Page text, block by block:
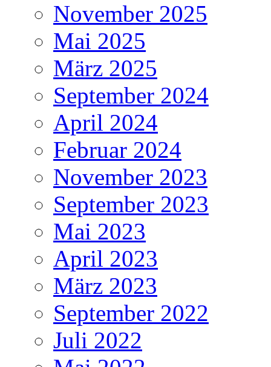
November 2025
Mai 2025
März 2025
September 2024
April 2024
Februar 2024
November 2023
September 2023
Mai 2023
April 2023
März 2023
September 2022
Juli 2022